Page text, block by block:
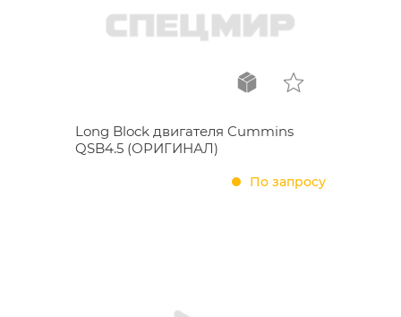
Long Block двигателя Cummins
QSB4.5 (ОРИГИНАЛ)
По запросу